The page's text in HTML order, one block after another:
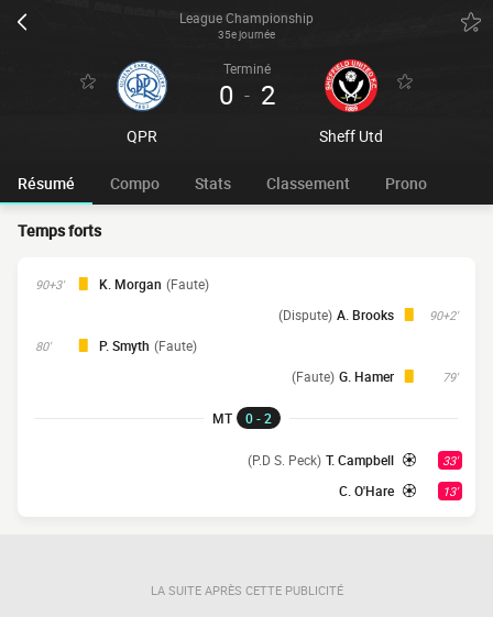
League Championship
35e journée
QPR
Terminé
0 - 2
Sheff Utd
Résumé Compo Stats Classement Prono
Temps forts
90+3' K. Morgan (Faute)
90+2'
A. Brooks
(Dispute)
80' P. Smyth (Faute)
79'
G. Hamer
(Faute)
MT 0 - 2
33'
T. Campbell
(P.D S. Peck)
13'
C. O'Hare
LA SUITE APRÈS CETTE PUBLICITÉ